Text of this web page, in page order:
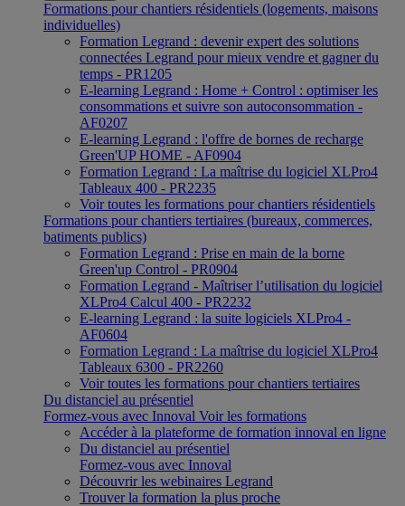
Formations pour chantiers résidentiels (logements, maisons
individuelles)
Formation Legrand : devenir expert des solutions
connectées Legrand pour mieux vendre et gagner du
temps - PR1205
E-learning Legrand : Home + Control : optimiser les
consommations et suivre son autoconsommation -
AF0207
E-learning Legrand : l'offre de bornes de recharge
Green'UP HOME - AF0904
Formation Legrand : La maîtrise du logiciel XLPro4
Tableaux 400 - PR2235
Voir toutes les formations pour chantiers résidentiels
Formations pour chantiers tertiaires (bureaux, commerces,
batiments publics)
Formation Legrand : Prise en main de la borne
Green'up Control - PR0904
Formation Legrand - Maîtriser l’utilisation du logiciel
XLPro4 Calcul 400 - PR2232
E-learning Legrand : la suite logiciels XLPro4 -
AF0604
Formation Legrand : La maîtrise du logiciel XLPro4
Tableaux 6300 - PR2260
Voir toutes les formations pour chantiers tertiaires
Du distanciel au présentiel
Formez-vous avec Innoval Voir les formations
Accéder à la plateforme de formation innoval en ligne
Du distanciel au présentiel
Formez-vous avec Innoval
Découvrir les webinaires Legrand
Trouver la formation la plus proche